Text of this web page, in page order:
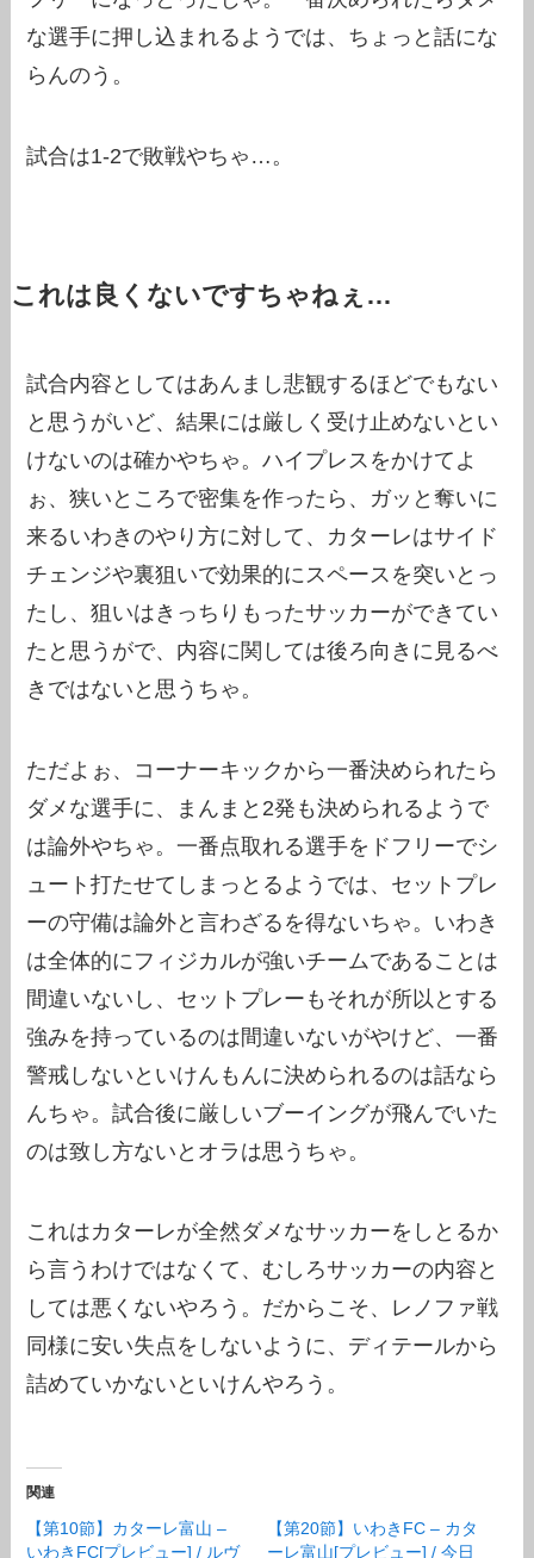
な選手に押し込まれるようでは、ちょっと話にな
らんのう。
試合は1-2で敗戦やちゃ…。
これは良くないですちゃねぇ…
試合内容としてはあんまし悲観するほどでもない
と思うがいど、結果には厳しく受け止めないとい
けないのは確かやちゃ。ハイプレスをかけてよ
ぉ、狭いところで密集を作ったら、ガッと奪いに
来るいわきのやり方に対して、カターレはサイド
チェンジや裏狙いで効果的にスペースを突いとっ
たし、狙いはきっちりもったサッカーができてい
たと思うがで、内容に関しては後ろ向きに見るべ
きではないと思うちゃ。
ただよぉ、コーナーキックから一番決められたら
ダメな選手に、まんまと2発も決められるようで
は論外やちゃ。一番点取れる選手をドフリーでシ
ュート打たせてしまっとるようでは、セットプレ
ーの守備は論外と言わざるを得ないちゃ。いわき
は全体的にフィジカルが強いチームであることは
間違いないし、セットプレーもそれが所以とする
強みを持っているのは間違いないがやけど、一番
警戒しないといけんもんに決められるのは話なら
んちゃ。試合後に厳しいブーイングが飛んでいた
のは致し方ないとオラは思うちゃ。
これはカターレが全然ダメなサッカーをしとるか
ら言うわけではなくて、むしろサッカーの内容と
しては悪くないやろう。だからこそ、レノファ戦
同様に安い失点をしないように、ディテールから
詰めていかないといけんやろう。
関連
【第10節】カターレ富山 –
いわきFC[プレビュー] / ルヴ
【第20節】いわきFC – カタ
ーレ富山[プレビュー] / 今日